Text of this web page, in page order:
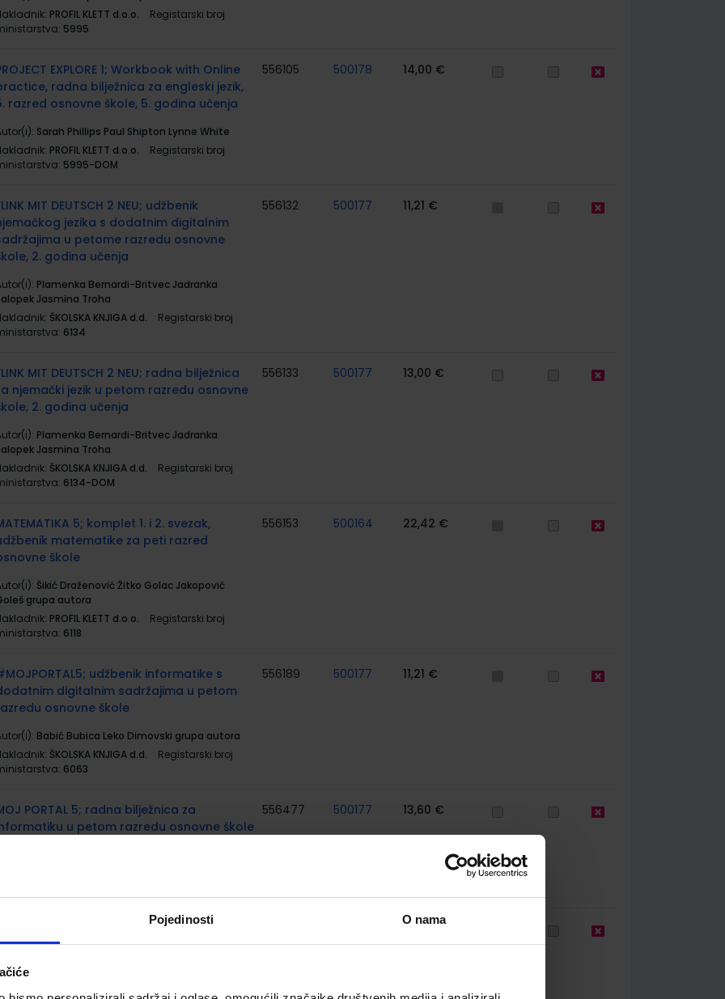
Pojedinosti O nama
PROFIL KLETT d.o.o.
Registarski broj
5995
EXPLORE 1; Workbook with Online
radna bilježnica za engleski jezik,
razred osnovne škole, 5. godina učenja
Sarah Phillips Paul Shipton Lynne White
PROFIL KLETT d.o.o.
Registarski broj
5995-DOM
556105 500178 14,00 €
MIT DEUTSCH 2 NEU; udžbenik
jezika s dodatnim digitalnim
u petome razredu osnovne
2. godina učenja
Plamenka Bernardi-Britvec Jadranka
Jasmina Troha
ŠKOLSKA KNJIGA d.d.
Registarski broj
6134
556132 500177 11,21 €
MIT DEUTSCH 2 NEU; radna bilježnica
njemački jezik u petom razredu osnovne
2. godina učenja
Plamenka Bernardi-Britvec Jadranka
Jasmina Troha
ŠKOLSKA KNJIGA d.d.
Registarski broj
6134-DOM
556133 500177 13,00 €
5; komplet 1. i 2. svezak,
matematike za peti razred
škole
Šikić Draženović Žitko Golac Jakopović
grupa autora
PROFIL KLETT d.o.o.
Registarski broj
6118
556153 500164 22,42 €
udžbenik informatike s
digitalnim sadržajima u petom
osnovne škole
Babić Bubica Leko Dimovski grupa autora
ŠKOLSKA KNJIGA d.d.
Registarski broj
6063
556189 500177 11,21 €
PORTAL 5; radna bilježnica za
u petom razredu osnovne škole
556477 500177 13,60 €
PRIRODA 5; udžbenik iz prirode za 5. razred
škole
8,41 €